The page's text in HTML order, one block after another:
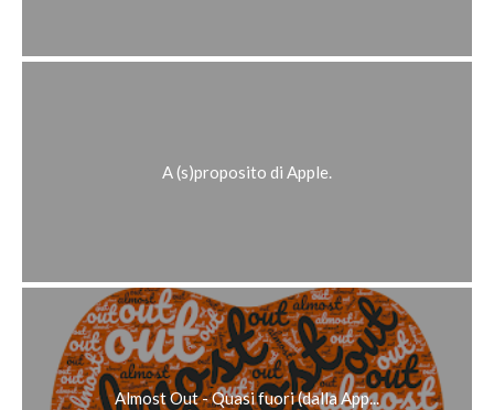
A (s)proposito di Apple.
Almost Out - Quasi fuori (dalla App...